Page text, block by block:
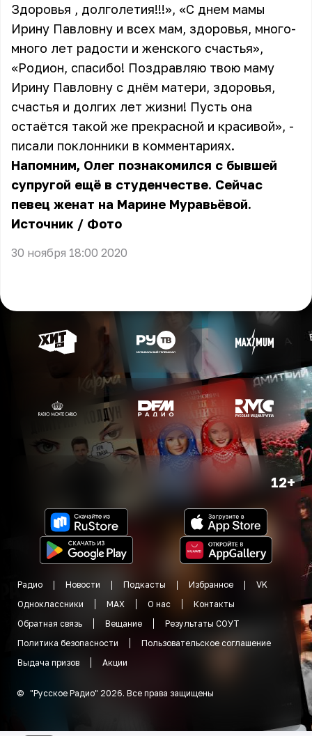
Здоровья , долголетия!!!», «С днем мамы
Ирину Павловну и всех мам, здоровья, много-
много лет радости и женского счастья»,
«Родион, спасибо! Поздравляю твою маму
Ирину Павловну с днём матери, здоровья,
счастья и долгих лет жизни! Пусть она
остаётся такой же прекрасной и красивой», -
писали поклонники в комментариях.
Напомним, Олег познакомился с бывшей
супругой ещё в студенчестве. Сейчас
певец женат на Марине Муравьёвой.
Источник / Фото
30 ноября 18:00 2020
12+
Радио Новости Подкасты Избранное
VK
Одноклассники
MAX О нас
Контакты
Обратная связь
Вещание
Результаты СОУТ
Политика безопасности
Пользовательское соглашение
Выдача призов
Акции
© "Русское Радио" 2026. Все права защищены